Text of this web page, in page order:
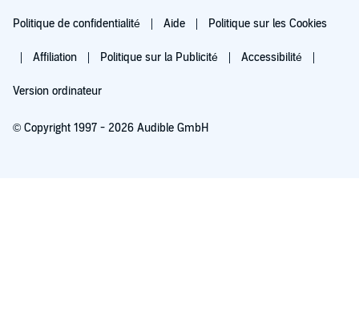
Politique de confidentialité Aide Politique sur les Cookies
Affiliation Politique sur la Publicité Accessibilité
Version ordinateur
© Copyright 1997 - 2026 Audible GmbH